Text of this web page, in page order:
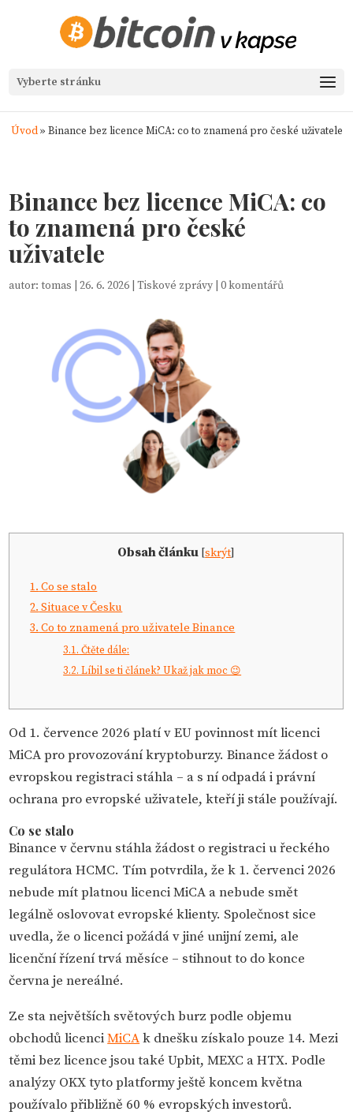
Vyberte stránku
Úvod» Binance bez licence MiCA: co to znamená pro české uživatele
Binance bez licence MiCA: co
to znamená pro české
uživatele
autor:tomas |26. 6. 2026 |Tiskové zprávy |0 komentářů
Obsah článku [skrýt]
1. Co se stalo
2. Situace v Česku
3. Co to znamená pro uživatele Binance
3.1. Čtěte dále:
3.2. Líbil se ti článek? Ukaž jak moc 😉
Od 1. července 2026 platí v EU povinnost mít licenci
MiCA pro provozování kryptoburzy. Binance žádost o
evropskou registraci stáhla – a s ní odpadá i právní
ochrana pro evropské uživatele, kteří ji stále používají.
Co se stalo
Binance v červnu stáhla žádost o registraci u řeckého
regulátora HCMC. Tím potvrdila, že k 1. červenci 2026
nebude mít platnou licenci MiCA a nebude smět
legálně oslovovat evropské klienty. Společnost sice
uvedla, že o licenci požádá v jiné unijní zemi, ale
licenční řízení trvá měsíce – stihnout to do konce
června je nereálné.
Ze sta největších světových burz podle objemu
obchodů licenciMiCAk dnešku získalo pouze 14. Mezi
těmi bez licence jsou také Upbit, MEXC a HTX. Podle
analýzy OKX tyto platformy ještě koncem května
používalo přibližně 60 % evropských investorů.